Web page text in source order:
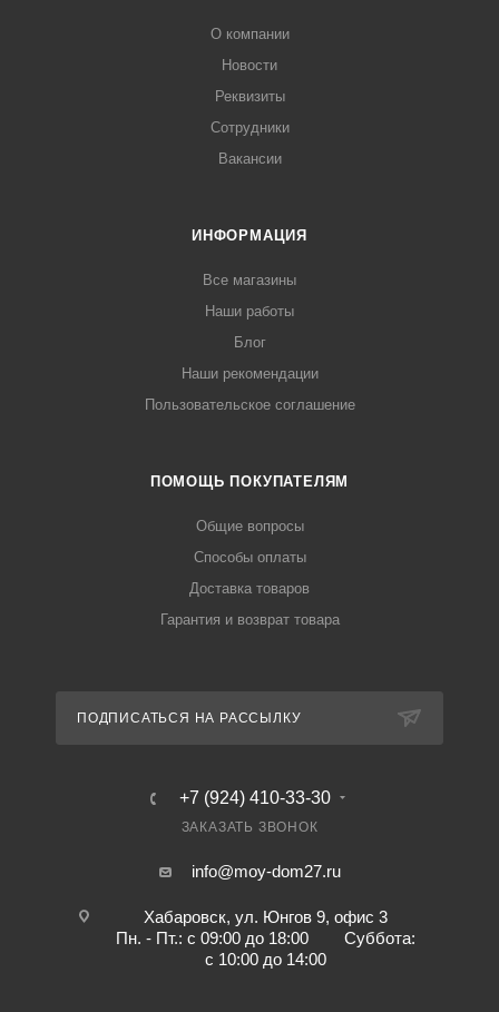
О компании
Новости
Реквизиты
Сотрудники
Вакансии
ИНФОРМАЦИЯ
Все магазины
Наши работы
Блог
Наши рекомендации
Пользовательское соглашение
ПОМОЩЬ ПОКУПАТЕЛЯМ
Общие вопросы
Способы оплаты
Доставка товаров
Гарантия и возврат товара
ПОДПИСАТЬСЯ НА РАССЫЛКУ
+7 (924) 410-33-30
ЗАКАЗАТЬ ЗВОНОК
info@moy-dom27.ru
Хабаровск, ул. Юнгов 9, офис 3
Пн. - Пт.: с 09:00 до 18:00 Суббота:
с 10:00 до 14:00